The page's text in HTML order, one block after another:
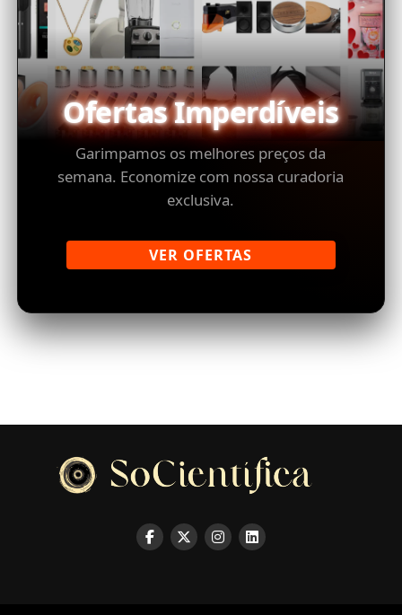
Ofertas Imperdíveis
Garimpamos os melhores preços da
semana. Economize com nossa curadoria
exclusiva.
VER OFERTAS